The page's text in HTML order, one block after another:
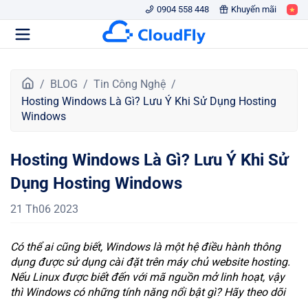
0904 558 448 Khuyến mãi
r
a
c
ủ
BLOG
Tin Công Nghệ
Hosting Windows Là Gì? Lưu Ý Khi Sử Dụng Hosting
Windows
Hosting Windows Là Gì? Lưu Ý Khi Sử
Dụng Hosting Windows
21 Th06 2023
Có thể ai cũng biết, Windows là một hệ điều hành thông
dụng được sử dụng cài đặt trên máy chủ website hosting.
Nếu Linux được biết đến với mã nguồn mở linh hoạt, vậy
thì Windows có những tính năng nổi bật gì? Hãy theo dõi